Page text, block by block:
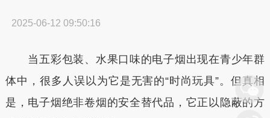
2025-06-12 09:50:16
当五彩包装、水果口味的电子烟出现在青少年群
体中，很多人误以为它是无害的“时尚玩具”。但真相
是，电子烟绝非卷烟的安全替代品，它正以隐蔽的方